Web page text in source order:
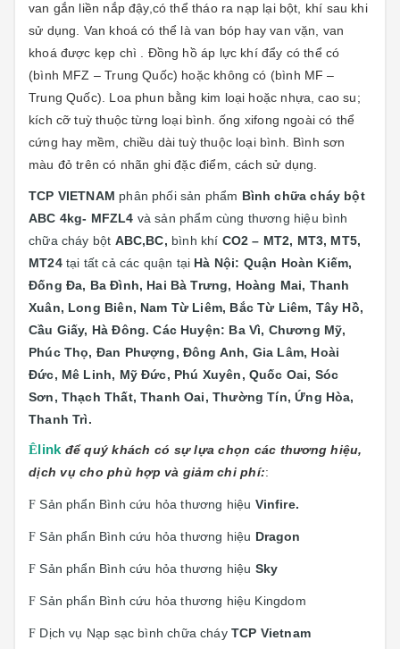
van gắn liền nắp đậy,có thể tháo ra nạp lại bột, khí sau khi
sử dụng. Van khoá có thể là van bóp hay van vặn, van
khoá được kẹp chì . Đồng hồ áp lực khí đẩy có thể có
(bình MFZ – Trung Quốc) hoặc không có (bình MF –
Trung Quốc). Loa phun bằng kim loại hoặc nhựa, cao su;
kích cỡ tuỳ thuộc từng loại bình. ống xifong ngoài có thể
cứng hay mềm, chiều dài tuỳ thuộc loại bình. Bình sơn
màu đỏ trên có nhãn ghi đặc điểm, cách sử dụng.
TCP VIETNAM phân phối sản phẩm Bình chữa cháy bột
ABC 4kg- MFZL4 và sản phẩm cùng thương hiệu bình
chữa cháy bột ABC,BC, bình khí CO2 – MT2, MT3, MT5,
MT24tại tất cả các quận tại Hà Nội: Quận Hoàn Kiếm,
Đống Đa, Ba Đình, Hai Bà Trưng, Hoàng Mai, Thanh
Xuân, Long Biên, Nam Từ Liêm, Bắc Từ Liêm, Tây Hồ,
Cầu Giấy, Hà Đông. Các Huyện: Ba Vì, Chương Mỹ,
Phúc Thọ, Đan Phượng, Đông Anh, Gia Lâm, Hoài
Đức, Mê Linh, Mỹ Đức, Phú Xuyên, Quốc Oai, Sóc
Sơn, Thạch Thất, Thanh Oai, Thường Tín, Ứng Hòa,
Thanh Trì.
Ê link để quý khách có sự lựa chọn các thương hiệu,
dịch vụ cho phù hợp và giảm chi phí::
F Sản phẩn Bình cứu hỏa thương hiệu Vinfire.
F Sản phẩn Bình cứu hỏa thương hiệu Dragon
F Sản phẩn Bình cứu hỏa thương hiệu Sky
F Sản phẩn Bình cứu hỏa thương hiệu Kingdom
F Dịch vụ Nạp sạc bình chữa cháy TCP Vietnam